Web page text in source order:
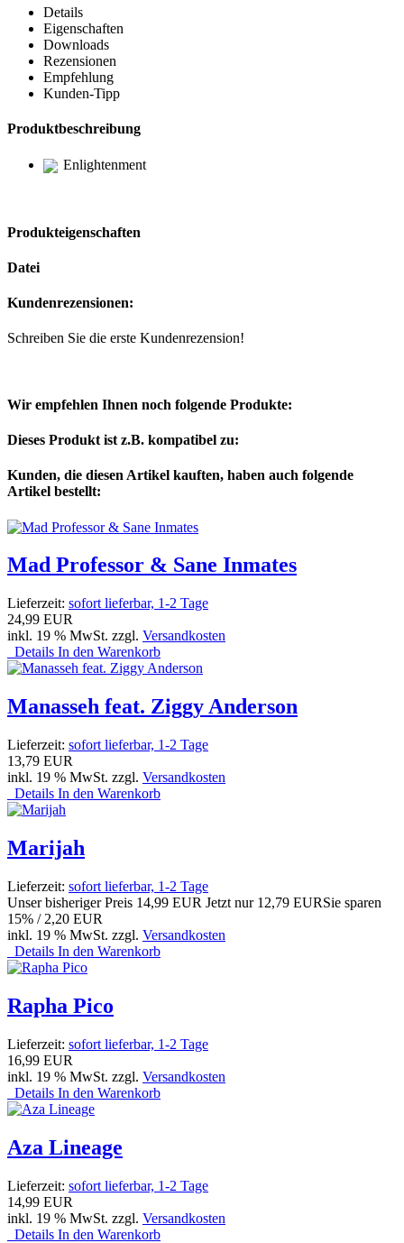
Details
Eigenschaften
Downloads
Rezensionen
Empfehlung
Kunden-Tipp
Produktbeschreibung
Enlightenment
Produkteigenschaften
Datei
Kundenrezensionen:
Schreiben Sie die erste Kundenrezension!
Wir empfehlen Ihnen noch folgende Produkte:
Dieses Produkt ist z.B. kompatibel zu:
Kunden, die diesen Artikel kauften, haben auch folgende
Artikel bestellt:
Mad Professor & Sane Inmates
Lieferzeit: sofort lieferbar, 1-2 Tage
24,99 EUR
inkl. 19 % MwSt. zzgl. Versandkosten
Details In den Warenkorb
Manasseh feat. Ziggy Anderson
Lieferzeit: sofort lieferbar, 1-2 Tage
13,79 EUR
inkl. 19 % MwSt. zzgl. Versandkosten
Details In den Warenkorb
Marijah
Lieferzeit: sofort lieferbar, 1-2 Tage
Unser bisheriger Preis 14,99 EUR Jetzt nur 12,79 EURSie sparen
15% / 2,20 EUR
inkl. 19 % MwSt. zzgl. Versandkosten
Details In den Warenkorb
Rapha Pico
Lieferzeit: sofort lieferbar, 1-2 Tage
16,99 EUR
inkl. 19 % MwSt. zzgl. Versandkosten
Details In den Warenkorb
Aza Lineage
Lieferzeit: sofort lieferbar, 1-2 Tage
14,99 EUR
inkl. 19 % MwSt. zzgl. Versandkosten
Details In den Warenkorb